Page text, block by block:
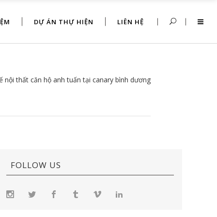
DỰ ÁN THỰ HIỆN LIÊN HỆ
nội thất căn hộ anh tuấn tại canary bình dương
FOLLOW US